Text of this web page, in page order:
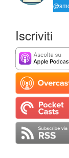
Iscriviti